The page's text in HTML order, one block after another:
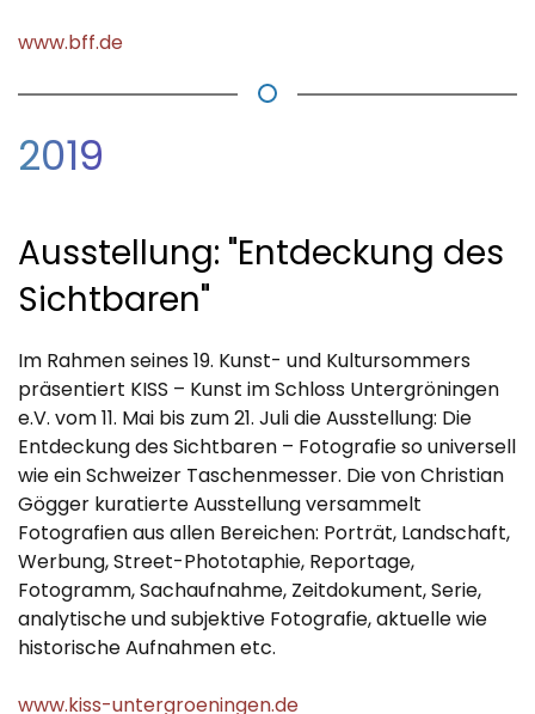
www.bff.de
2019
Ausstellung: "Entdeckung des
Sichtbaren"
Im Rahmen seines 19. Kunst- und Kultursommers
präsentiert KISS – Kunst im Schloss Untergröningen
e.V. vom 11. Mai bis zum 21. Juli die Ausstellung: Die
Entdeckung des Sichtbaren – Fotografie so universell
wie ein Schweizer Taschenmesser. Die von Christian
Gögger kuratierte Ausstellung versammelt
Fotografien aus allen Bereichen: Porträt, Landschaft,
Werbung, Street-Phototaphie, Reportage,
Fotogramm, Sachaufnahme, Zeitdokument, Serie,
analytische und subjektive Fotografie, aktuelle wie
historische Aufnahmen etc.
www.kiss-untergroeningen.de